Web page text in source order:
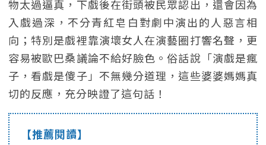
物太過逼真，下戲後在街頭被民眾認出，還會因為
入戲過深，不分青紅皂白對劇中演出的人惡言相
向；特別是戲裡靠演壞女人在演藝圈打響名聲，更
容易被歐巴桑議論不給好臉色。俗話說「演戲是瘋
子，看戲是傻子」不無幾分道理，這些婆婆媽媽真
切的反應，充分映證了這句話！
【推薦閱讀】